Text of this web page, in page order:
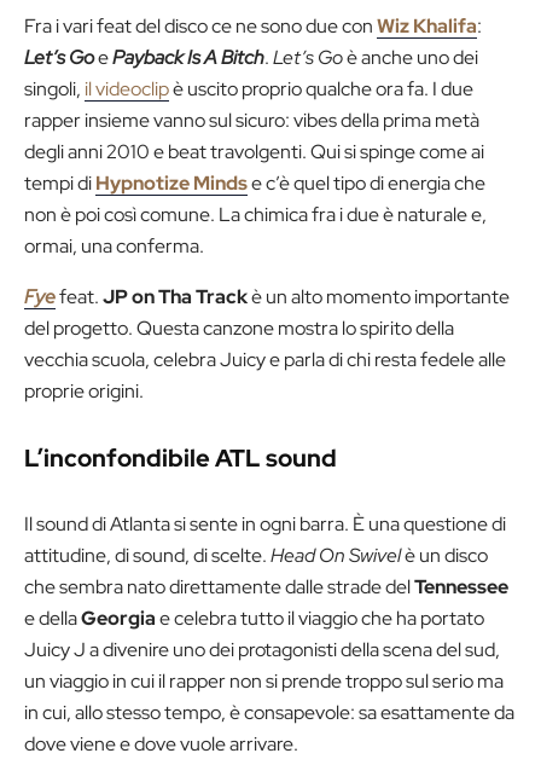
Fra i vari feat del disco ce ne sono due conWiz Khalifa:
Let’s GoePayback Is A Bitch.Let’s Goè anche uno dei
singoli, il videoclipè uscito proprio qualche ora fa. I due
rapper insieme vanno sul sicuro: vibes della prima metà
degli anni 2010 e beat travolgenti. Qui si spinge come ai
tempi diHypnotize Mindse c’è quel tipo di energia che
non è poi così comune. La chimica fra i due è naturale e,
ormai, una conferma.
Fyefeat.JP on Tha Trackè un alto momento importante
del progetto. Questa canzone mostra lo spirito della
vecchia scuola, celebra Juicy e parla di chi resta fedele alle
proprie origini.
L’inconfondibile ATL sound
Il sound di Atlanta si sente in ogni barra. È una questione di
attitudine, di sound, di scelte.Head On Swivelè un disco
che sembra nato direttamente dalle strade delTennessee
e dellaGeorgiae celebra tutto il viaggio che ha portato
Juicy J a divenire uno dei protagonisti della scena del sud,
un viaggio in cui il rapper non si prende troppo sul serio ma
in cui, allo stesso tempo, è consapevole: sa esattamente da
dove viene e dove vuole arrivare.